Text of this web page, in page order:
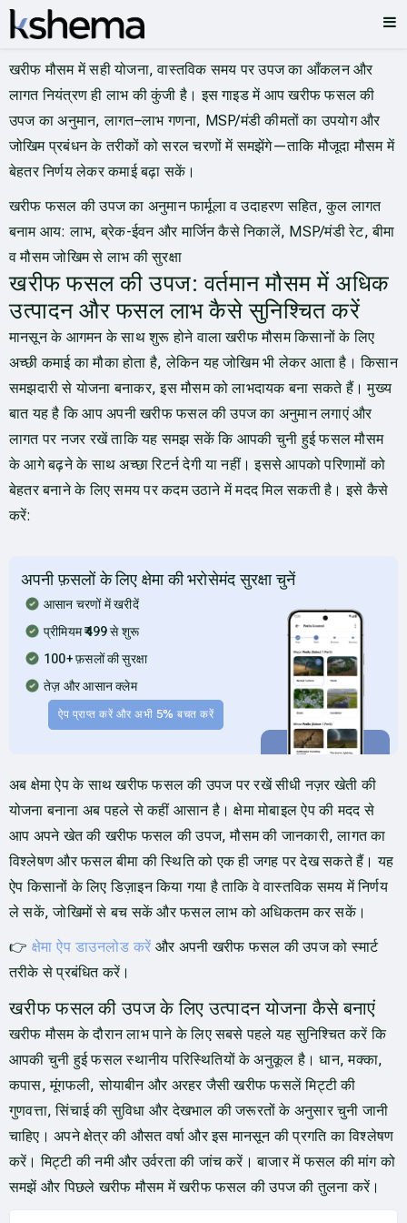
खरीफ मौसम में सही योजना, वास्तविक समय पर उपज का आँकलन और
लागत नियंत्रण ही लाभ की कुंजी है। इस गाइड में आप खरीफ फसल की
उपज का अनुमान, लागत–लाभ गणना, MSP/मंडी कीमतों का उपयोग और
जोखिम प्रबंधन के तरीकों को सरल चरणों में समझेंगे—ताकि मौजूदा मौसम में
बेहतर निर्णय लेकर कमाई बढ़ा सकें।
खरीफ फसल की उपज का अनुमान फार्मूला व उदाहरण सहित, कुल लागत
बनाम आय: लाभ, ब्रेक-ईवन और मार्जिन कैसे निकालें, MSP/मंडी रेट, बीमा
व मौसम जोखिम से लाभ की सुरक्षा
खरीफ फसल की उपज: वर्तमान मौसम में अधिक
उत्पादन और फसल लाभ कैसे सुनिश्चित करें
मानसून के आगमन के साथ शुरू होने वाला खरीफ मौसम किसानों के लिए
अच्छी कमाई का मौका होता है, लेकिन यह जोखिम भी लेकर आता है। किसान
समझदारी से योजना बनाकर, इस मौसम को लाभदायक बना सकते हैं। मुख्य
बात यह है कि आप अपनी खरीफ फसल की उपज का अनुमान लगाएं और
लागत पर नजर रखें ताकि यह समझ सकें कि आपकी चुनी हुई फसल मौसम
के आगे बढ़ने के साथ अच्छा रिटर्न देगी या नहीं। इससे आपको परिणामों को
बेहतर बनाने के लिए समय पर कदम उठाने में मदद मिल सकती है। इसे कैसे
करें:
अपनी फ़सलों के लिए क्षेमा की भरोसेमंद सुरक्षा चुनें
आसान चरणों में खरीदें
प्रीमियम ₹499 से शुरू
100+ फ़सलों की सुरक्षा
तेज़ और आसान क्लेम
ऐप प्राप्त करें और अभी 5% बचत करें
अब क्षेमा ऐप के साथ खरीफ फसल की उपज पर रखें सीधी नज़र खेती की
योजना बनाना अब पहले से कहीं आसान है। क्षेमा मोबाइल ऐप की मदद से
आप अपने खेत की खरीफ फसल की उपज, मौसम की जानकारी, लागत का
विश्लेषण और फसल बीमा की स्थिति को एक ही जगह पर देख सकते हैं। यह
ऐप किसानों के लिए डिज़ाइन किया गया है ताकि वे वास्तविक समय में निर्णय
ले सकें, जोखिमों से बच सकें और फसल लाभ को अधिकतम कर सकें।
👉 क्षेमा ऐप डाउनलोड करें और अपनी खरीफ फसल की उपज को स्मार्ट
तरीके से प्रबंधित करें।
खरीफ फसल की उपज के लिए उत्पादन योजना कैसे बनाएं
खरीफ मौसम के दौरान लाभ पाने के लिए सबसे पहले यह सुनिश्चित करें कि
आपकी चुनी हुई फसल स्थानीय परिस्थितियों के अनुकूल है। धान, मक्का,
कपास, मूंगफली, सोयाबीन और अरहर जैसी खरीफ फसलें मिट्टी की
गुणवत्ता, सिंचाई की सुविधा और देखभाल की जरूरतों के अनुसार चुनी जानी
चाहिए। अपने क्षेत्र की औसत वर्षा और इस मानसून की प्रगति का विश्लेषण
करें। मिट्टी की नमी और उर्वरता की जांच करें। बाजार में फसल की मांग को
समझें और पिछले खरीफ मौसम में खरीफ फसल की उपज की तुलना करें।